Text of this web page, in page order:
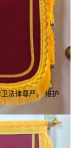
法律尊严， 维护